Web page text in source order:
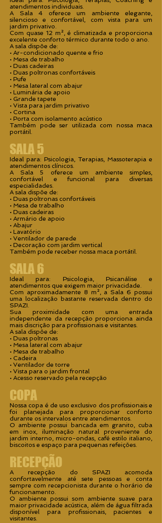
atendimentos individuais.
A Sala 4 oferece um ambiente elegante,
silencioso e confortável, com vista para um
jardim privativo.
Com quase 12 m², é climatizada e proporciona
excelente conforto térmico durante todo o ano.
A sala dispõe de:
• Ar-condicionado quente e frio
• Mesa de trabalho
• Duas cadeiras
• Duas poltronas confortáveis
• Pufe
• Mesa lateral com abajur
• Luminária de apoio
• Grande tapete
• Vista para jardim privativo
• Cortina
• Porta com isolamento acústico
Também pode ser utilizada com nossa maca
portátil.
SALA 5
Ideal para: Psicologia, Terapias, Massoterapia e
atendimentos clínicos.
A Sala 5 oferece um ambiente simples,
confortável e funcional para diversas
especialidades.
A sala dispõe de:
• Duas poltronas confortáveis
• Mesa de trabalho
• Duas cadeiras
• Armário de apoio
• Abajur
• Lavatório
• Ventilador de parede
• Decoração com jardim vertical
Também pode receber nossa maca portátil.
SALA 6
Ideal para: Psicologia, Psicanálise e
atendimentos que exigem maior privacidade.
Com aproximadamente 8 m², a Sala 6 possui
uma localização bastante reservada dentro do
SPAZI.
Sua proximidade com uma entrada
independente da recepção proporciona ainda
mais discrição para profissionais e visitantes.
A sala dispõe de:
• Duas poltronas
• Mesa lateral com abajur
• Mesa de trabalho
• Cadeira
• Ventilador de torre
• Vista para o jardim frontal
• Acesso reservado pela recepção
COPA
Nossa copa é de uso exclusivo dos profissionais e
foi planejada para proporcionar conforto
durante os intervalos entre atendimentos.
O ambiente possui bancada em granito, cuba
em inox, iluminação natural proveniente do
jardim interno, micro-ondas, café estilo italiano,
biscoitos e espaço para pequenas refeições.
RECEPÇÃO
A recepção do SPAZI acomoda
confortavelmente até sete pessoas e conta
sempre com recepcionista durante o horário de
funcionamento.
O ambiente possui som ambiente suave para
maior privacidade acústica, além de água filtrada
disponível para profissionais, pacientes e
visitantes.